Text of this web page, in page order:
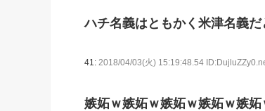
ハチ名義はともかく米津名義
41: 2018/04/03(火) 15:19:48.54
嫉妬ｗ嫉妬ｗ嫉妬ｗ嫉妬ｗ嫉妬